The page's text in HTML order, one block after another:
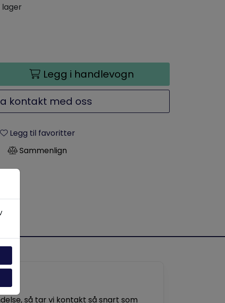
lager
Legg i handlevogn
kontakt med oss
Legg til favoritter
Sammenlign
så tar vi kontakt så snart som